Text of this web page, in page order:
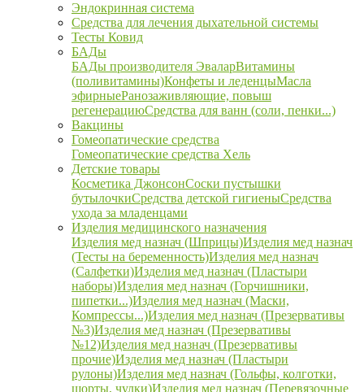
Эндокринная система
Средства для лечения дыхательной системы
Тесты Ковид
БАДы
БАДы производителя ЭваларВитамины
(поливитамины)Конфеты и леденцыМасла
эфирныеРанозаживляющие, повыш
регенерациюСредства для ванн (соли, пенки...)
Вакцины
Гомеопатические средства
Гомеопатические средства Хель
Детские товары
Косметика ДжонсонСоски пустышки
бутылочкиСредства детской гигиеныСредства
ухода за младенцами
Изделия медицинского назначения
Изделия мед назнач (Шприцы)Изделия мед назнач
(Тесты на беременность)Изделия мед назнач
(Салфетки)Изделия мед назнач (Пластыри
наборы)Изделия мед назнач (Горчишники,
пипетки...)Изделия мед назнач (Маски,
Компрессы...)Изделия мед назнач (Презервативы
№3)Изделия мед назнач (Презервативы
№12)Изделия мед назнач (Презервативы
прочие)Изделия мед назнач (Пластыри
рулоны)Изделия мед назнач (Гольфы, колготки,
шорты, чулки)Изделия мед назнач (Перевязочные